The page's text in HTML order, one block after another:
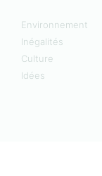
Environnement
Inégalités
Culture
Idées